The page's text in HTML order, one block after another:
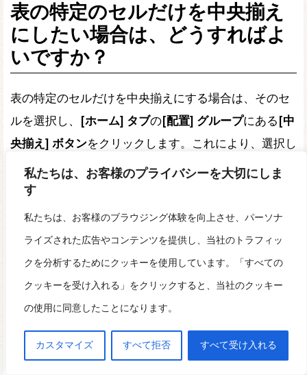
私たちは、お客様のプライバシーを大切にしま
す
私たちは、お客様のブラウジング体験を向上させ、パーソナ
ライズされた広告やコンテンツを提供し、当社のトラフィッ
クを分析するためにクッキーを使用しています。「すべての
クッキーを受け入れる」をクリックすると、当社のクッキー
の使用に同意したことになります。
カスタマイズ すべて拒否 すべて受け入れる
表の特定のセルだけを中央揃え
にしたい場合は、どうすればよ
いですか？
表の特定のセルだけを中央揃えにする場合は、そのセ
ルを選択し、
[ホーム] タブの[配置] グループにある [中
央揃え] ボタンをクリックします。これにより、選択し
たセルの内容のみが中央揃えになります。
Word の表の中央揃えに関するそ
の他のヒントはありますか？
Word の表の中央揃えに関するその他のヒントをいくつ
かご紹介します。
[余白] グループにある[中央揃え] ボタンをクリックし